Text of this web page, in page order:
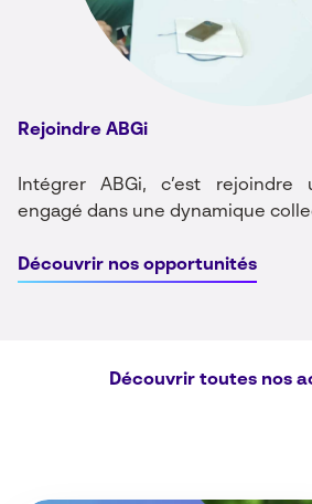
Rejoindre ABGi
Intégrer ABGi, c’est rejoindre
engagé dans une dynamique
Découvrir nos opportunités
Découvrir toutes nos